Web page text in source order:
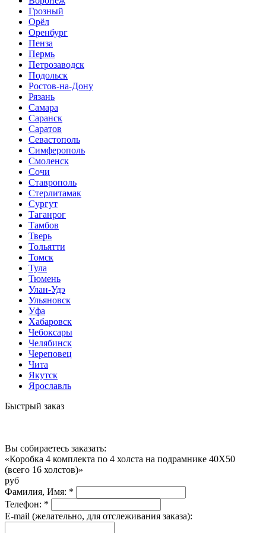
Грозный
Орёл
Оренбург
Пенза
Пермь
Петрозаводск
Подольск
Ростов-на-Дону
Рязань
Самара
Саранск
Саратов
Севастополь
Симферополь
Смоленск
Сочи
Ставрополь
Стерлитамак
Сургут
Таганрог
Тамбов
Тверь
Тольятти
Томск
Тула
Тюмень
Улан-Удэ
Ульяновск
Уфа
Хабаровск
Чебоксары
Челябинск
Череповец
Чита
Якутск
Ярославль
Быстрый заказ
Вы собираетесь заказать:
«Коробка 4 комплекта по 4 холста на подрамнике 40X50
(всего 16 холстов)»
руб
Фамилия, Имя: *
Телефон: *
E-mail (желательно, для отслеживания заказа):